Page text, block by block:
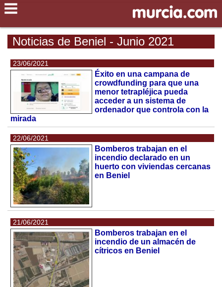
Noticias de Beniel - Junio 2021
23/06/2021
Éxito en una campana de
crowdfunding para que una
menor tetrapléjica pueda
acceder a un sistema de
ordenador que controla con la
mirada
22/06/2021
Bomberos trabajan en el
incendio declarado en un
huerto con viviendas cercanas
en Beniel
21/06/2021
Bomberos trabajan en el
incendio de un almacén de
cítricos en Beniel